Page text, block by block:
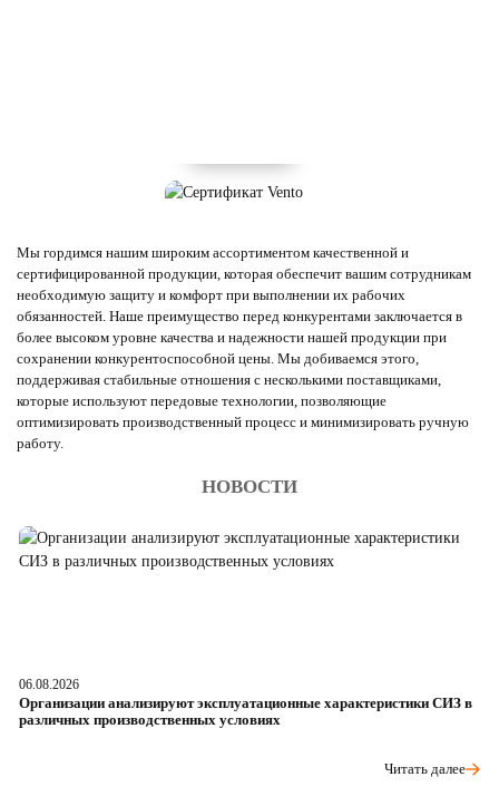
Мы гордимся нашим широким ассортиментом качественной и
сертифицированной продукции, которая обеспечит вашим сотрудникам
необходимую защиту и комфорт при выполнении их рабочих
обязанностей. Наше преимущество перед конкурентами заключается в
более высоком уровне качества и надежности нашей продукции при
сохранении конкурентоспособной цены. Мы добиваемся этого,
поддерживая стабильные отношения с несколькими поставщиками,
которые используют передовые технологии, позволяющие
оптимизировать производственный процесс и минимизировать ручную
работу.
НОВОСТИ
06.08.2026
Организации анализируют эксплуатационные характеристики СИЗ в
различных производственных условиях
Читать далее